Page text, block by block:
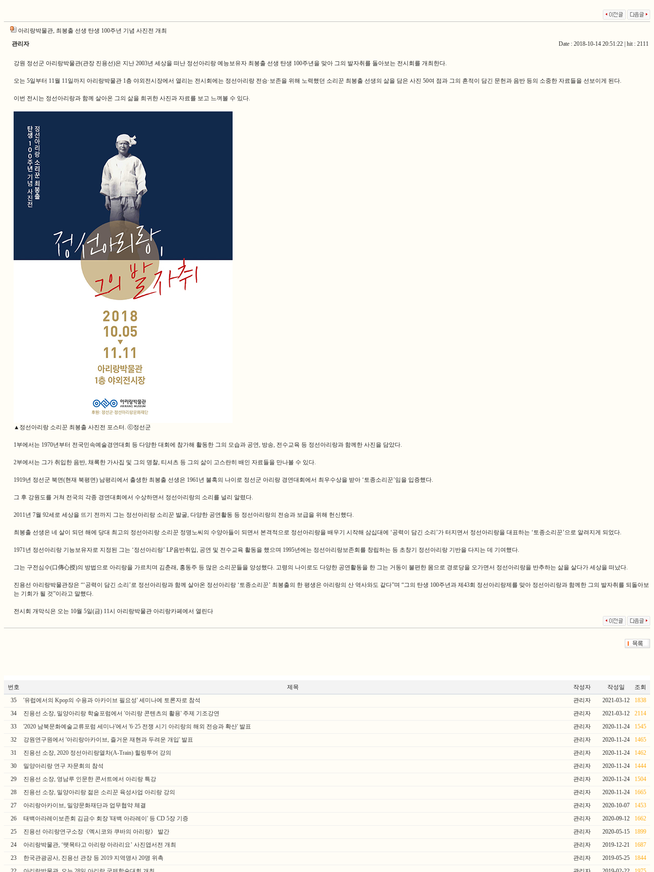
아리랑박물관, 최봉출 선생 탄생 100주년 기념 사진전 개최
관리자
Date : 2018-10-14 20:51:22 | hit : 2111
강원 정선군 아리랑박물관(관장 진용선)은 지난 2003년 세상을 떠난 정선아리랑 예능보유자 최봉출 선생 탄생 100주년을 맞아 그의 발자취를 돌아보는 전시회를 개최한다.
오는 5일부터 11월 11일까지 아리랑박물관 1층 야외전시장에서 열리는 전시회에는 정선아리랑 전승·보존을 위해 노력했던 소리꾼 최봉출 선생의 삶을 담은 사진 50여 점과 그의 흔적이 담긴 문헌과 음반 등의 소중한 자료들을 선보이게 된다.
이번 전시는 정선아리랑과 함께 살아온 그의 삶을 희귀한 사진과 자료를 보고 느껴볼 수 있다.
▲정선아리랑 소리꾼 최봉출 사진전 포스터. ⓒ정선군
1부에서는 1970년부터 전국민속예술경연대회 등 다양한 대회에 참가해 활동한 그의 모습과 공연, 방송, 전수교육 등 정선아리랑과 함께한 사진을 담았다.
2부에서는 그가 취입한 음반, 채록한 가사집 및 그의 명찰, 티셔츠 등 그의 삶이 고스란히 배인 자료들을 만나볼 수 있다.
1919년 정선군 북면(현재 북평면) 남평리에서 출생한 최봉출 선생은 1961년 불혹의 나이로 정선군 아리랑 경연대회에서 최우수상을 받아 ‘토종소리꾼’임을 입증했다.
그 후 강원도를 거쳐 전국의 각종 경연대회에서 수상하면서 정선아리랑의 소리를 널리 알렸다.
2011년 7월 92세로 세상을 뜨기 전까지 그는 정선아리랑 소리꾼 발굴, 다양한 공연활동 등 정선아리랑의 전승과 보급을 위해 헌신했다.
최봉출 선생은 네 살이 되던 해에 당대 최고의 정선아리랑 소리꾼 정명노씨의 수양아들이 되면서 본격적으로 정선아리랑을 배우기 시작해 삼십대에 ‘공력이 담긴 소리’가 터지면서 정선아리랑을 대표하는 ‘토종소리꾼’으로 알려지게 되었다.
1971년 정선아리랑 기능보유자로 지정된 그는 ‘정선아리랑’ LP음반취입, 공연 및 전수교육 활동을 했으며 1995년에는 정선아리랑보존회를 창립하는 등 초창기 정선아리랑 기반을 다지는 데 기여했다.
그는 구전심수(口傳心授)의 방법으로 아리랑을 가르치며 김춘래, 홍동주 등 많은 소리꾼들을 양성했다. 고령의 나이로도 다양한 공연활동을 한 그는 거동이 불편한 몸으로 경로당을 오가면서 정선아리랑을 반추하는 삶을 살다가 세상을 떠났다.
진용선 아리랑박물관장은 “‘공력이 담긴 소리’로 정선아리랑과 함께 살아온 정선아리랑 ‘토종소리꾼’ 최봉출의 한 평생은 아리랑의 산 역사와도 같다”며 “그의 탄생 100주년과 제43회 정선아리랑제를 맞아 정선아리랑과 함께한 그의 발자취를 되돌아보
는 기회가 될 것”이라고 말했다.
전시회 개막식은 오는 10월 5일(금) 11시 아리랑박물관 아리랑카페에서 열린다
번호 제목 작성자 작성일
조회
35
'유럽에서의 Kpop의 수용과 아카이브 필요성' 세미나에 토론자로 참석 관리자 2021-03-12
1838
34
진용선 소장, 밀양아리랑 학술포럼에서 '아리랑 콘텐츠의 활용' 주제 기조강연 관리자 2021-03-12
2114
33
'2020 남북문화예술교류포럼 세미나'에서 '6·25 전쟁 시기 아리랑의 해외 전승과 확산' 발표 관리자 2020-11-24
1545
32
강원연구원에서 '아리랑아카이브, 즐거운 재현과 두려운 개입' 발표 관리자 2020-11-24
1465
31
진용선 소장, 2020 정선아리랑열차(A-Train) 힐링투어 강의 관리자 2020-11-24
1462
30
밀양아리랑 연구 자문회의 참석 관리자 2020-11-24
1444
29
진용선 소장, 영남루 인문한 콘서트에서 아리랑 특강 관리자 2020-11-24
1504
28
진용선 소장, 밀양아리랑 젊은 소리꾼 육성사업 아리랑 강의 관리자 2020-11-24
1665
27
아리랑아카이브, 밀양문화재단과 업무협약 체결 관리자 2020-10-07
1453
26
태백아라레이보존회 김금수 회장 '태백 아라레이' 등 CD 5장 기증 관리자 2020-09-12
1662
25
진용선 아리랑연구소장《멕시코와 쿠바의 아리랑》 발간 관리자 2020-05-15
1899
24
아리랑박물관, ‘뗏목타고 아리랑 아라리요’ 사진엽서전 개최 관리자 2019-12-21
1687
23
한국관광공사, 진용선 관장 등 2019 지역명사 20명 위촉 관리자 2019-05-25
1844